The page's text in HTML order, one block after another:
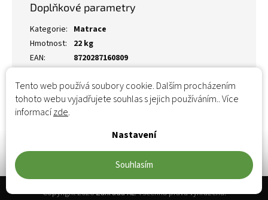
Tento web používá soubory cookie. Dalším procházením
tohoto webu vyjadřujete souhlas s jejich používáním.. Více
informacízde.
Nastavení
Souhlasím
Doplňkové parametry
Kategorie: Matrace
Hmotnost:
22 kg
EAN: 8720287160809
Zápatí
Copyright 2026Zahrada XL. Všechna práva vyhrazena.